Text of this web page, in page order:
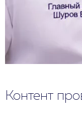
Контент